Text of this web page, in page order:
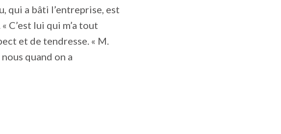
qui a bâti l’entreprise, est
C’est lui qui m’a tout
et de tendresse. « M.
nous quand on a